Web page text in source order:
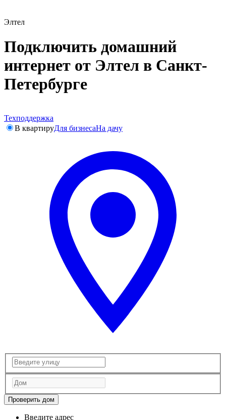
Элтел
Подключить домашний
интернет от Элтел в Санкт-
Петербурге
Техподдержка
В квартируДля бизнесаНа дачу
Проверить дом
Введите адрес